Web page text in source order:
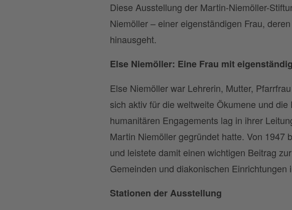
Diese Ausstellung der Martin-Niemöller-
Niemöller – einer eigenständigen Frau,
hinausgeht.
Else Niemöller: Eine Frau mit
Else Niemöller war Lehrerin, Mutter,
sich aktiv für die weltweite Ökumene und
humanitären Engagements lag in ihrer
Martin Niemöller gegründet hatte. Von 1947
und leistete damit einen wichtigen Beitrag
Gemeinden und diakonischen
Stationen der Ausstellung